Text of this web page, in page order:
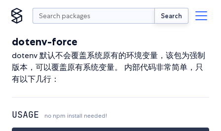
Search
dotenv-force
dotenv 默认不会覆盖系统原有的环境变量，该包为强制
版本，可以覆盖原有系统变量。 内部代码非常简单，只
有以下几行：
USAGE no npm install needed!